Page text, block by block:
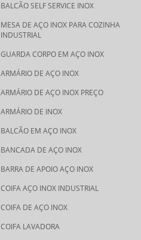
BALCÃO SELF SERVICE INOX
MESA DE AÇO INOX PARA COZINHA
INDUSTRIAL
GUARDA CORPO EM AÇO INOX
ARMÁRIO DE AÇO INOX
ARMÁRIO DE AÇO INOX PREÇO
ARMÁRIO DE INOX
BALCÃO EM AÇO INOX
BANCADA DE AÇO INOX
BARRA DE APOIO AÇO INOX
COIFA AÇO INOX INDUSTRIAL
COIFA DE AÇO INOX
COIFA LAVADORA